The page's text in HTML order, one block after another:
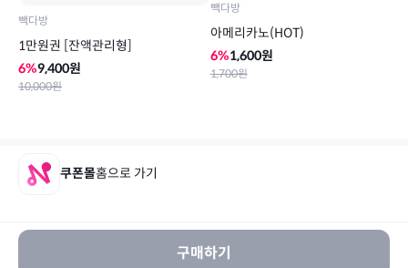
빽다방
1만원권 [잔액관리형]
6%9,400원
10,000원
빽다방
아메리카노(HOT)
6%1,600원
1,700원
쿠폰몰홈으로 가기
구매하기